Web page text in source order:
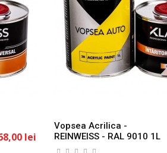
lei
Vopsea Acrilica -
REINWEISS - RAL 9010 1L
KLASS